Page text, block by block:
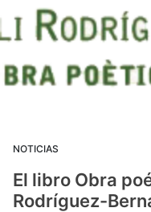
NOTICIAS
El libro Obra
Rodríguez-